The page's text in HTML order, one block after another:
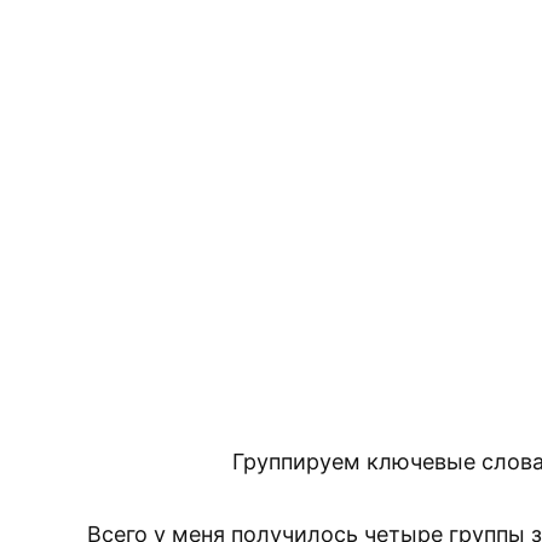
Группируем ключевые
Всего у меня получилось четыре группы